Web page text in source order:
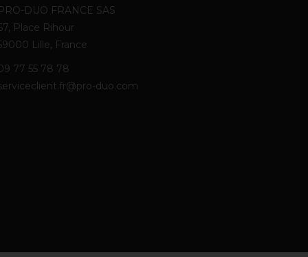
DUO FRANCE SAS
Place Rihour
Lille, France
77 55 78 78
duo.com